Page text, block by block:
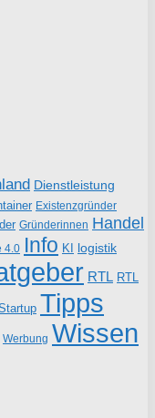
Dienstleistung
Existenzgründer
Gründerinnen Handel
4.0 Info KI logistik
RTL RTL
Tipps
Werbung Wissen